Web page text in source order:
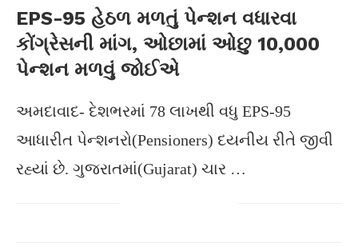
EPS-95 હેઠળ મળતું પેન્શન વધારવા
કોંગ્રેસની માંગ, ઓછામાં ઓછુ 10,000
પેન્શન મળવું જોઈએ
અમદાવાદ- દેશભરમાં 78 લાખથી વધુ EPS-95
આધારીત પેન્શનરો(Pensioners) દયનીય રીતે જીવી
રહ્યાં છે. ગુજરાતમાં(Gujarat) ચાર …